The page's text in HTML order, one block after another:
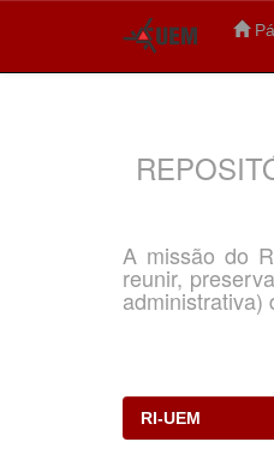
A missão do
reunir,
administrativa)
RI-UEM